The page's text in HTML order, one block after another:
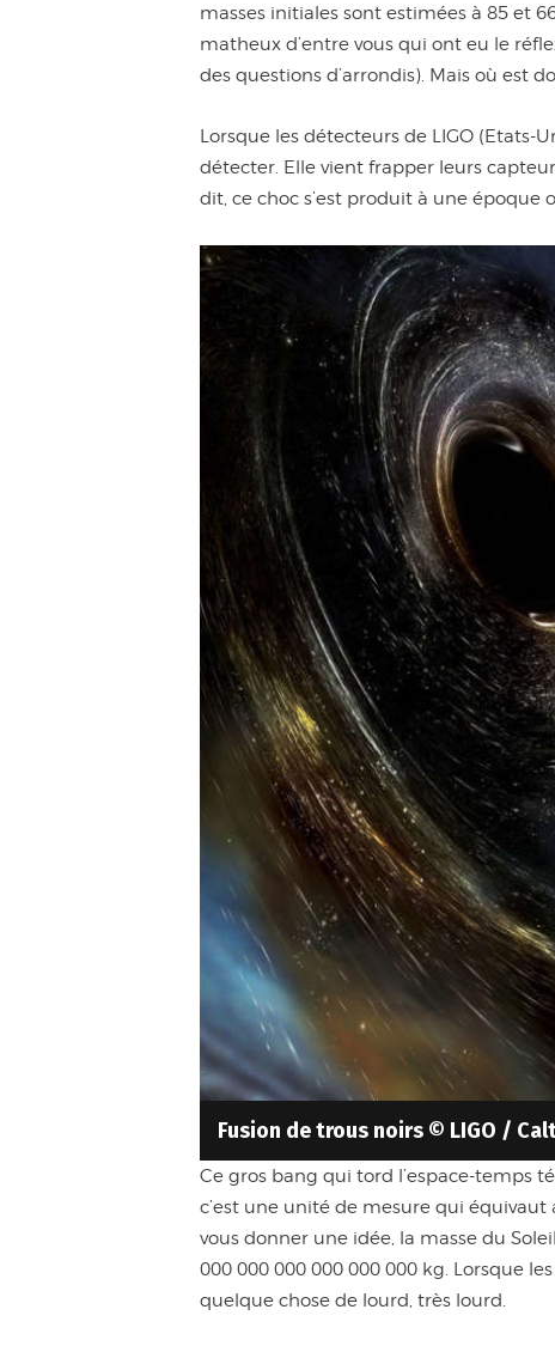
masses initiales sont estimées à 85 et
matheux d’entre vous qui ont eu le
des questions d’arrondis). Mais où est
Lorsque les détecteurs de LIGO (Etats-
détecter. Elle vient frapper leurs
dit, ce choc s’est produit à une époque
Fusion de trous noirs © LIGO /
Ce gros bang qui tord l’espace-temps
c’est une unité de mesure qui équivaut
vous donner une idée, la masse du
000 000 000 000 000 000 kg. Lorsque
quelque chose de lourd, très lourd.